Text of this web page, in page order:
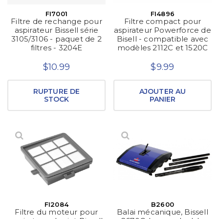
FI7001
Filtre de rechange pour
aspirateur Bissell série
3105/3106 - paquet de 2
filtres - 3204E
$10.99
RUPTURE DE
STOCK
FI4896
Filtre compact pour
aspirateur Powerforce de
Bisell - compatible avec
modèles 2112C et 1520C
$9.99
AJOUTER AU
PANIER
FI2084
Filtre du moteur pour
B2600
Balai mécanique, Bissell